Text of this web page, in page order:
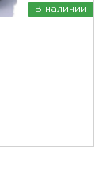
В наличии